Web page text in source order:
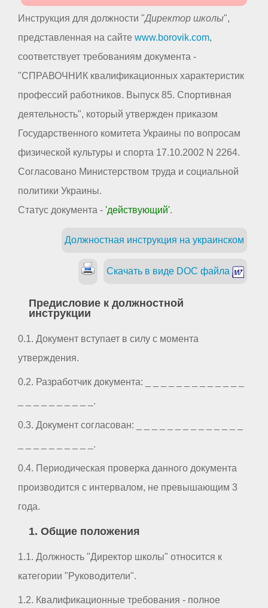
Инструкция для должности "Директор школы",
представленная на сайте www.borovik.com,
соответствует требованиям документа -
"СПРАВОЧНИК квалификационных характеристик
профессий работников. Выпуск 85. Спортивная
деятельность", который утвержден приказом
Государственного комитета Украины по вопросам
физической культуры и спорта 17.10.2002 N 2264.
Согласовано Министерством труда и социальной
политики Украины.
Статус документа - 'действующий'.
Должностная инструкция на украинском
Скачать в виде DOC файла
Предисловие к должностной
инструкции
0.1. Документ вступает в силу с момента
утверждения.
0.2. Разработчик документа: _ _ _ _ _ _ _ _ _ _ _ _ _
_ _ _ _ _ _ _ _ _ _.
0.3. Документ согласован: _ _ _ _ _ _ _ _ _ _ _ _ _ _
_ _ _ _ _ _ _ _ _ _.
0.4. Периодическая проверка данного документа
производится с интервалом, не превышающим 3
года.
1. Общие положения
1.1. Должность "Директор школы" относится к
категории "Руководители".
1.2. Квалификационные требования - полное